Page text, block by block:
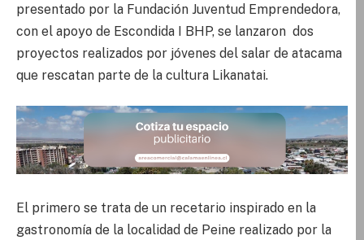
presentado por la Fundación Juventud Emprendedora,
con el apoyo de Escondida I BHP, se lanzaron dos
proyectos realizados por jóvenes del salar de atacama
que rescatan parte de la cultura Likanatai.
El primero se trata de un recetario inspirado en la
gastronomía de la localidad de Peine realizado por la